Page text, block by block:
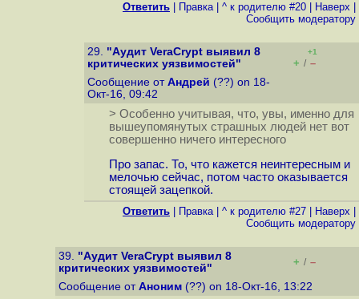
Ответить Правка| ^ к родителю #20 Наверх
Cообщить модератору
29. "Аудит VeraCrypt выявил 8
критических уязвимостей"
+1
+ / –
Сообщение от Андрей (??) on 18-
Окт-16, 09:42
> Особенно учитывая, что, увы, именно для
вышеупомянутых страшных людей нет вот
совершенно ничего интересного
Про запас. То, что кажется неинтересным и
мелочью сейчас, потом часто оказывается
стоящей зацепкой.
Ответить Правка| ^ к родителю #27 Наверх
Cообщить модератору
39. "Аудит VeraCrypt выявил 8
критических уязвимостей"
+ / –
Сообщение от Аноним (??) on 18-Окт-16, 13:22